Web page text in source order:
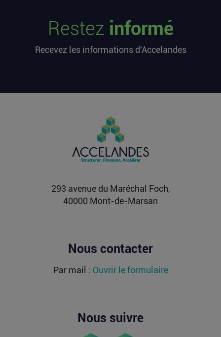
digitalise l’accompagnement des
voyageurs
Les formalités de voyage demeurent l’une des
zones les moins fluides de l’expérience
de l’argent dans une sortie à 2,25
milliards de dollars ?
Après avoir levé près de 1,4 milliard de dollars et
atteint une valorisation de 11,7 milliards fin
Lire la suite
Restez informé
Recevez les informations d'Accelandes
293 avenue du Maréchal Foch,
40000 Mont-de-Marsan
Nous contacter
Par mail : Ouvrir le formulaire
Nous suivre